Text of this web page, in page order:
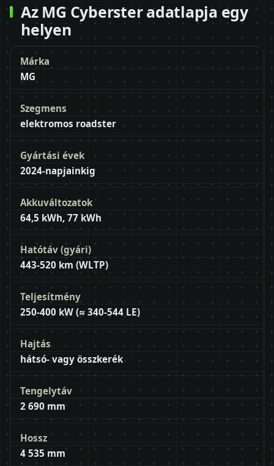
Az MG Cyberster adatlapja egy
helyen
Márka
MG
Szegmens
elektromos roadster
Gyártási évek
2024-napjainkig
Akkuváltozatok
64,5 kWh, 77 kWh
Hatótáv (gyári)
443-520 km (WLTP)
Teljesítmény
250-400 kW (≈ 340-544 LE)
Hajtás
hátsó- vagy összkerék
Tengelytáv
2 690 mm
Hossz
4 535 mm